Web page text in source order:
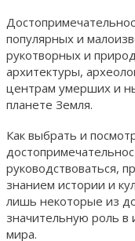
популярных и
рукотворных и
архитектуры,
центрам умерших и
планете Земля.
Как выбрать и
руководствоваться,
знанием истории и
лишь некоторые из
значительную роль в
мира.